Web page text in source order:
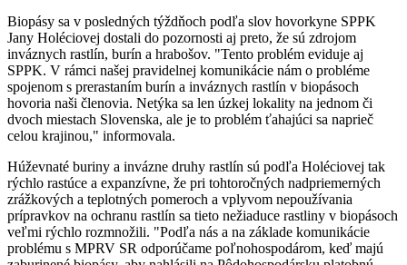
Biopásy sa v posledných týždňoch podľa slov hovorkyne SPPK
Jany Holéciovej dostali do pozornosti aj preto, že sú zdrojom
inváznych rastlín, burín a hrabošov. "Tento problém eviduje aj
SPPK. V rámci našej pravidelnej komunikácie nám o probléme
spojenom s prerastaním burín a inváznych rastlín v biopásoch
hovoria naši členovia. Netýka sa len úzkej lokality na jednom či
dvoch miestach Slovenska, ale je to problém ťahajúci sa naprieč
celou krajinou," informovala.
Húževnaté buriny a invázne druhy rastlín sú podľa Holéciovej tak
rýchlo rastúce a expanzívne, že pri tohtoročných nadpriemerných
zrážkových a teplotných pomeroch a vplyvom nepoužívania
prípravkov na ochranu rastlín sa tieto nežiaduce rastliny v biopásoch
veľmi rýchlo rozmnožili. "Podľa nás a na základe komunikácie
problému s MPRV SR odporúčame poľnohospodárom, keď majú